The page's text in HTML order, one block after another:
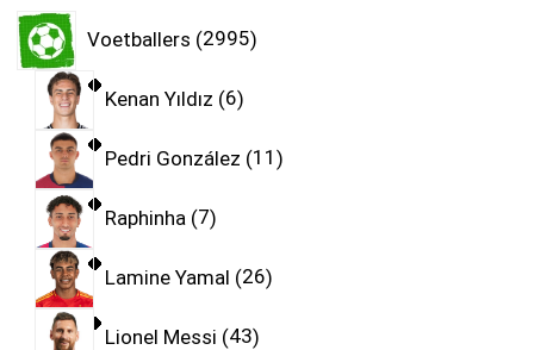
Voetballers 2995
Kenan Yıldız 6
Pedri González 11
Raphinha 7
Lamine Yamal 26
Lionel Messi 43